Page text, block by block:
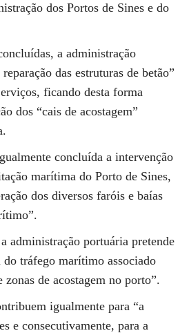
dos Portos de Sines e do
a administração
das estruturas de betão”
ficando desta forma
dos “cais de acostagem”
concluída a intervenção
marítima do Porto de Sines,
dos diversos faróis e baías
administração portuária pretende
do tráfego marítimo associado
de acostagem no porto”.
igualmente para “a
e consecutivamente, para a